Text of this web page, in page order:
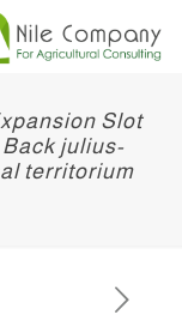
Slot
julius-
territorium